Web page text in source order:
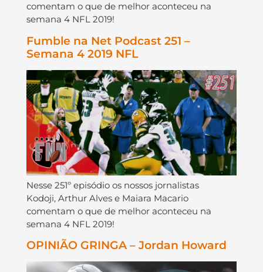
comentam o que de melhor aconteceu na
semana 4 NFL 2019!
Fumble na Net Podcast 251 –
Semana 4 2019 NFL
Nesse 251º episódio os nossos jornalistas
Kodoji, Arthur Alves e Maiara Macario
comentam o que de melhor aconteceu na
semana 4 NFL 2019!
OPINIÃO GRINGA – Jordan Howard